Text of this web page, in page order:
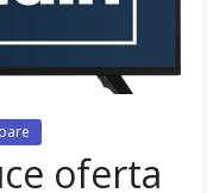
muschi
oferta